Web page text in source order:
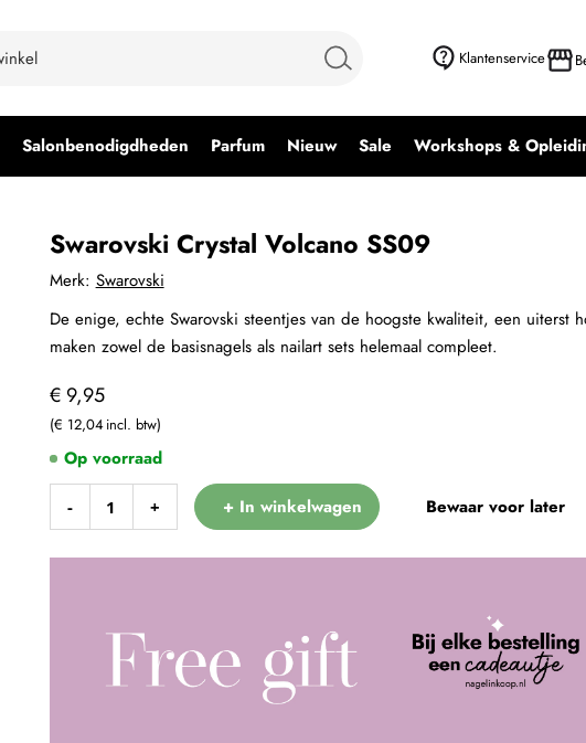
Klantenservice
Salonbenodigdheden Parfum Nieuw Sale Workshops &
Swarovski Crystal Volcano SS09
€ 9,95
€ 12,04
- + + In winkelwagen Bewaar voor later
Merk: Swarovski
Op voorraad
De enige, echte Swarovski steentjes van de hoogste kwaliteit, een uiterst
maken zowel de basisnagels als nailart sets helemaal compleet.